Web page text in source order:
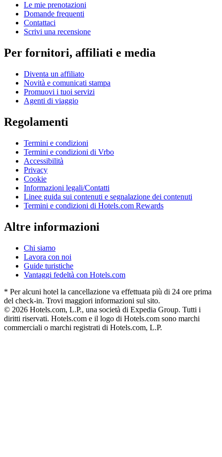
Le mie prenotazioni
Domande frequenti
Contattaci
Scrivi una recensione
Per fornitori, affiliati e media
Diventa un affiliato
Novità e comunicati stampa
Promuovi i tuoi servizi
Agenti di viaggio
Regolamenti
Termini e condizioni
Termini e condizioni di Vrbo
Accessibilità
Privacy
Cookie
Informazioni legali/Contatti
Linee guida sui contenuti e segnalazione dei contenuti
Termini e condizioni di Hotels.com Rewards
Altre informazioni
Chi siamo
Lavora con noi
Guide turistiche
Vantaggi fedeltà con Hotels.com
* Per alcuni hotel la cancellazione va effettuata più di 24 ore prima
del check-in. Trovi maggiori informazioni sul sito.
© 2026 Hotels.com, L.P., una società di Expedia Group. Tutti i
diritti riservati. Hotels.com e il logo di Hotels.com sono marchi
commerciali o marchi registrati di Hotels.com, L.P.